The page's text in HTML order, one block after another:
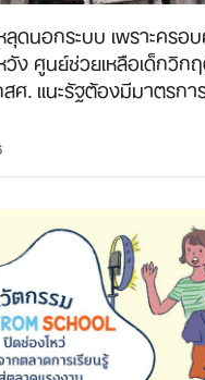
ดนอกระบบ เพราะครอ
วัง ศูนย์ช่วยเหลือเด็กวิก
ศ. แนะรัฐต้องมีมาตรกา